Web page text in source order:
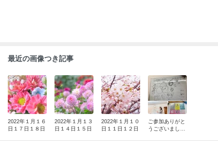
最近の画像つき記事
2022年１月１６
日１７日１８日
2022年１月１３
日１４日１５日
2022年１月１０
日１１日１２日
ご参加ありがと
うございまし